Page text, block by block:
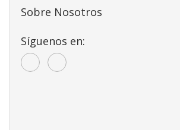
Sobre Nosotros
Síguenos en: